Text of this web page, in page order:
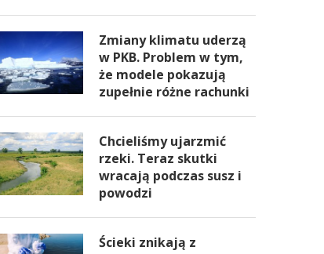
Zmiany klimatu uderzą
w PKB. Problem w tym,
że modele pokazują
zupełnie różne rachunki
Chcieliśmy ujarzmić
rzeki. Teraz skutki
wracają podczas susz i
powodzi
Ścieki znikają z